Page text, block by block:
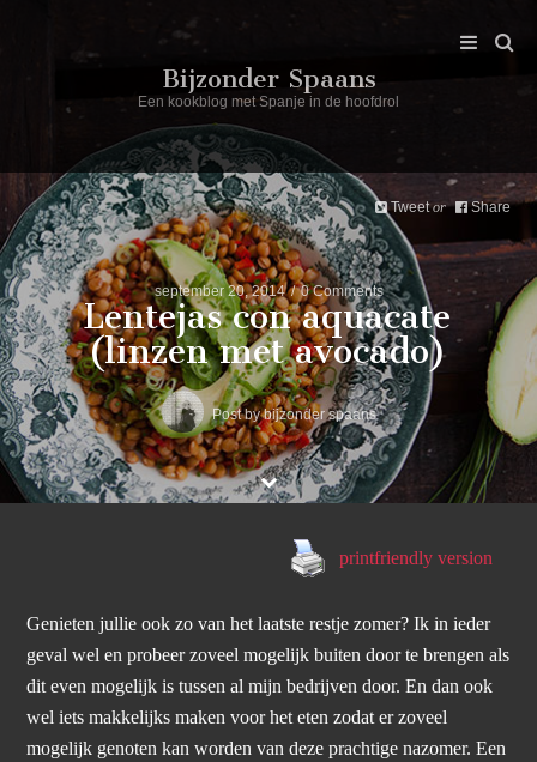
Bijzonder Spaans
Een kookblog met Spanje in de hoofdrol
september 20, 2014 0 Comments
Lentejas con aquacate
(linzen met avocado)
Tweet or Share
Post bybijzonder spaans
printfriendly version
Genieten jullie ook zo van het laatste restje zomer? Ik in ieder
geval wel en probeer zoveel mogelijk buiten door te brengen als
dit even mogelijk is tussen al mijn bedrijven door. En dan ook
wel iets makkelijks maken voor het eten zodat er zoveel
mogelijk genoten kan worden van deze prachtige nazomer. Een